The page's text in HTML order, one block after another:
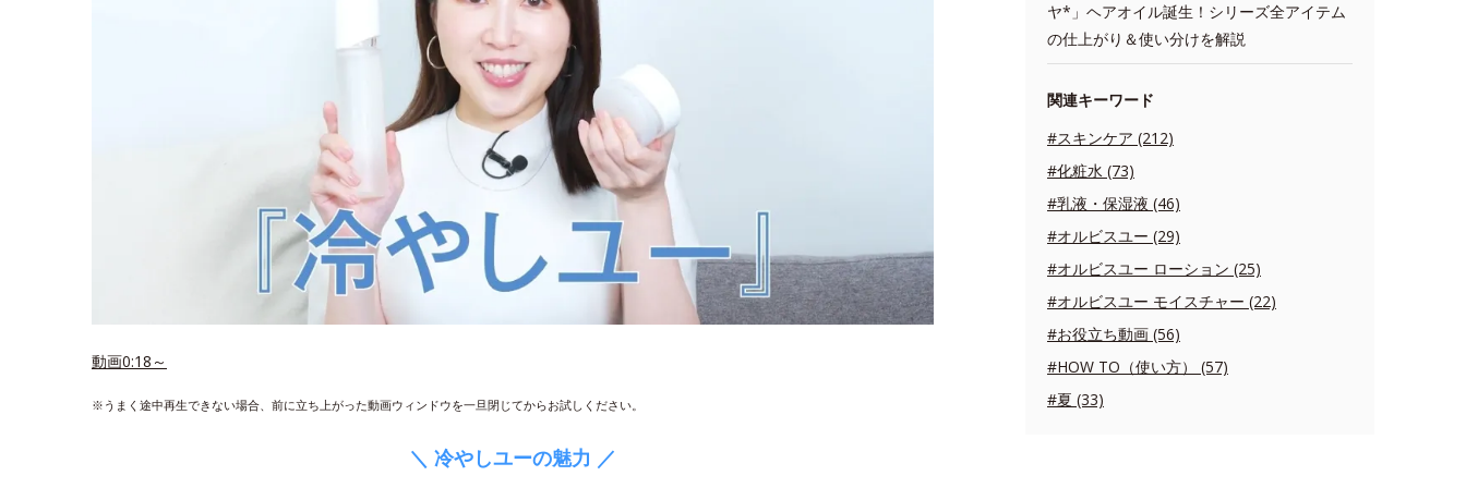
動画0:18～
※うまく途中再生できない場合、前に立ち上がった動画ウィンドウを一旦閉じてからお試しください。
＼ 冷やしユーの魅力 ／
ヤ*」ヘアオイル誕生！シリーズ全アイテム
の仕上がり＆使い分けを解説
関連キーワード
#スキンケア (212)
#化粧水 (73)
#乳液・保湿液 (46)
#オルビスユー (29)
#オルビスユー ローション (25)
#オルビスユー モイスチャー (22)
#お役立ち動画 (56)
#HOW TO（使い方） (57)
#夏 (33)